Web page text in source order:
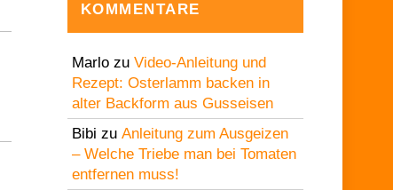
KOMMENTARE
Marlozu Video-Anleitung und
Rezept: Osterlamm backen in
alter Backform aus Gusseisen
Bibi zu Anleitung zum Ausgeizen
– Welche Triebe man bei Tomaten
entfernen muss!